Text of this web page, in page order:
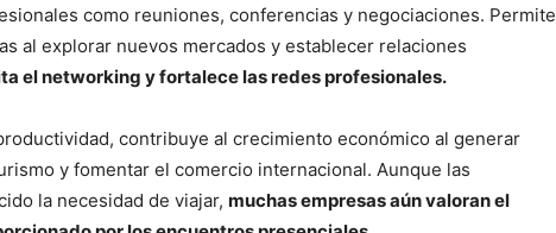
como reuniones, conferencias y negociaciones. Permite
al explorar nuevos mercados y establecer relaciones
el networking y fortalece las redes profesionales.
contribuye al crecimiento económico al generar
y fomentar el comercio internacional. Aunque las
la necesidad de viajar, muchas empresas aún valoran el